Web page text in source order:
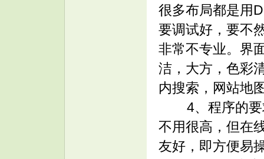
很多布局都是用
要调试好，要不
非常不专业。界
洁，大方，色彩
内搜索，网站地
4、程序的要
不用很高，但在
友好，即方便易